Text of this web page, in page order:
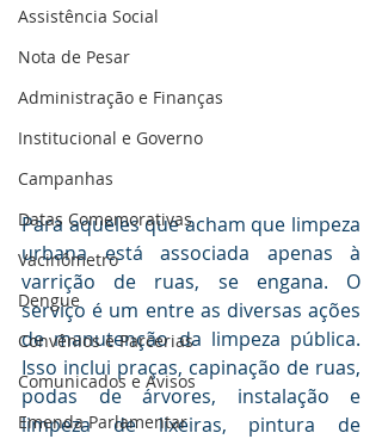
Assistência Social
Nota de Pesar
Administração e Finanças
Institucional e Governo
Campanhas
Datas Comemorativas
Vacinômetro
Dengue
Convênios e Parcerias
Comunicados e Avisos
Emenda Parlamentar
Para aqueles que acham que limpeza
urbana está associada apenas à
varrição de ruas, se engana. O
serviço é um entre as diversas ações
de manutenção da limpeza pública.
Isso inclui praças, capinação de ruas,
podas de árvores, instalação e
limpeza de lixeiras, pintura de